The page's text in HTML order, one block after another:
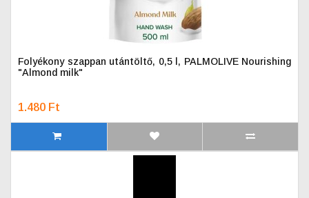
Folyékony szappan utántöltő, 0,5 l, PALMOLIVE Nourishing
"Almond milk"
1.480 Ft